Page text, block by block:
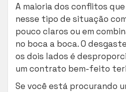
A maioria dos conflitos
nesse tipo de situação
pouco claros ou em
no boca a boca. O
os dois lados é
um contrato bem-feito
Se você está procurando